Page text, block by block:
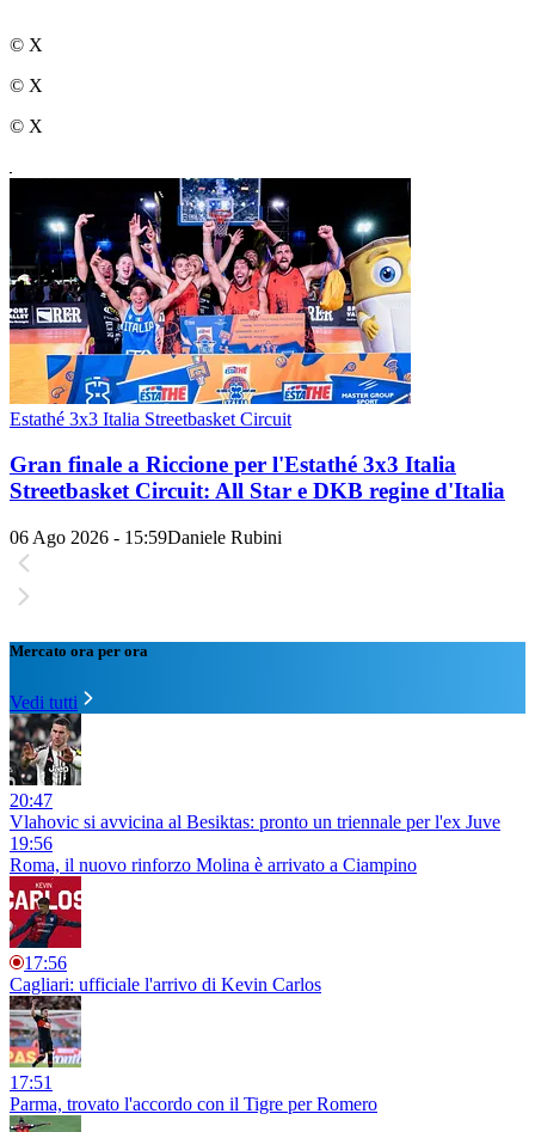
© X
© X
© X
Estathé 3x3 Italia Streetbasket Circuit
Gran finale a Riccione per l'Estathé 3x3 Italia
Streetbasket Circuit: All Star e DKB regine d'Italia
06 Ago 2026 - 15:59Daniele Rubini
Mercato ora per ora
Vedi tutti
20:47
Vlahovic si avvicina al Besiktas: pronto un triennale per l'ex Juve
19:56
Roma, il nuovo rinforzo Molina è arrivato a Ciampino
17:56
Cagliari: ufficiale l'arrivo di Kevin Carlos
17:51
Parma, trovato l'accordo con il Tigre per Romero